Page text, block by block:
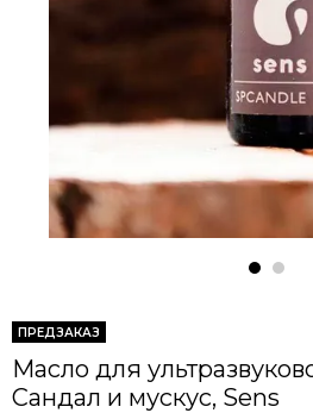
ПРЕДЗАКАЗ
Масло для
Сандал и мускус, Sens